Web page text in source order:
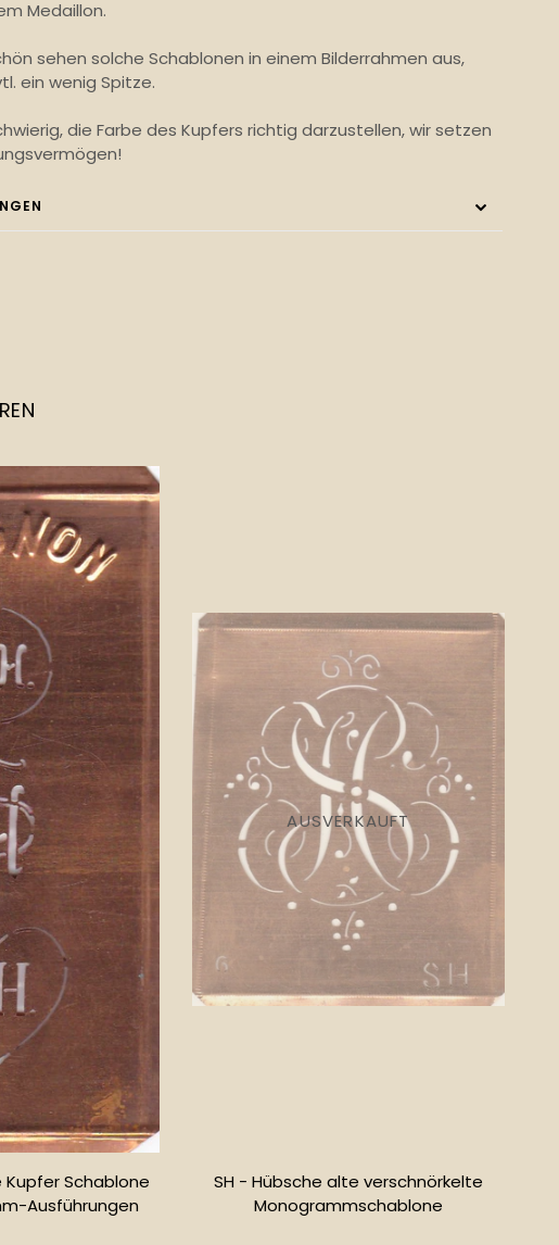
Medaillon.
sehen solche Schablonen in einem Bilderrahmen aus,
ein wenig Spitze.
die Farbe des Kupfers richtig darzustellen, wir setzen
Schablone
Ausführungen
AUSVERKAUFT
SH - Hübsche alte verschnörkelte
Monogrammschablone